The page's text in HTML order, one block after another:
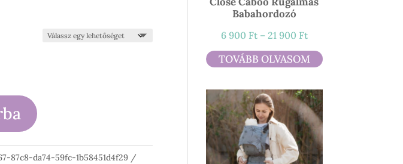
87c8-da74-59fc-1b58451d4f29
Babahordozó
6 900 Ft – 21 900 FtÁrtartomány:
6
900 Ft
21
900 Ft
TOVÁBB OLVASOM